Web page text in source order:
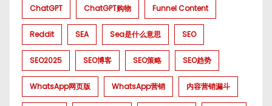
ChatGPT ChatGPT购物 Funnel Content
Reddit SEA Sea是什么意思 SEO
SEO2025 SEO博客 SEO策略 SEO趋势
WhatsApp网页版 WhatsApp营销 内容营销漏斗